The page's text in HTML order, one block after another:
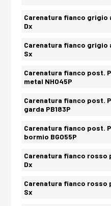
Carenatura fianco grigio
Dx
Carenatura fianco grigio
Sx
Carenatura fianco post.
metal NH045P
Carenatura fianco post.
garda PB183P
Carenatura fianco post.
bormio BG055P
Carenatura fianco rosso
Dx
Carenatura fianco rosso
Sx